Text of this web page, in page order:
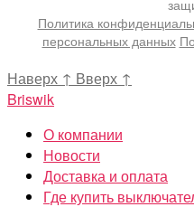
Политика
персональных данных
Наверх ↑ Вверх ↑
Briswik
О компании
Новости
Доставка и оплата
Где купить